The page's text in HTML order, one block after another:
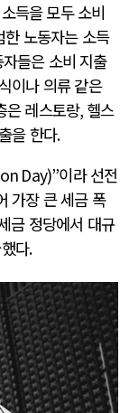
득을 모두 소비
노동자는 소득
들은 소비 지출
이나 의류 같은
은 레스토랑, 헬스
을 한다.
Day)”이라 선전
가장 큰 세금 폭
금 정당에서 대규
다.